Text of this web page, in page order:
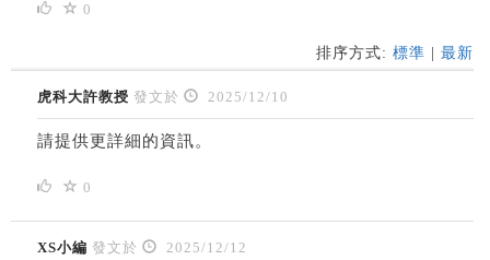
0
排序方式: 標準 最新
虎科大許教授 發文於 2025/12/10
請提供更詳細的資訊。
0
XS小編 發文於 2025/12/12